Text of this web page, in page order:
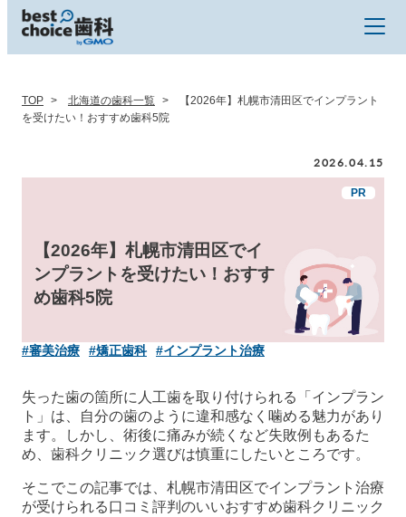
TOP 北海道の歯科一覧
【2026年】札幌市清田区でインプラント
を受けたい！おすすめ歯科5院
2026.04.15
【2026年】札幌市清田区でイ
ンプラントを受けたい！おすす
め歯科5院
#審美治療 #矯正歯科 #インプラント治療
失った歯の箇所に人工歯を取り付けられる「インプラン
ト」は、自分の歯のように違和感なく噛める魅力があり
ます。しかし、術後に痛みが続くなど失敗例もあるた
め、歯科クリニック選びは慎重にしたいところです。
そこでこの記事では、札幌市清田区でインプラント治療
が受けられる口コミ評判のいいおすすめ歯科クリニック